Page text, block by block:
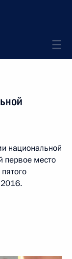
национальной
первое место